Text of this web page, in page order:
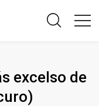
excelso de